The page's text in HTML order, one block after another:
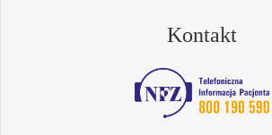
Kontakt